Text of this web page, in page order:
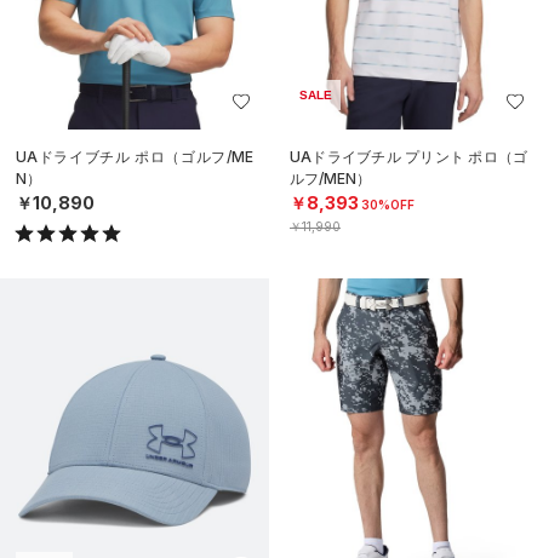
UAドライブチル ポロ（ゴルフ/ME
N）
￥10,890
SALE
UAドライブチル プリント ポロ（ゴ
ルフ/MEN）
￥8,393 30%OFF
￥11,990